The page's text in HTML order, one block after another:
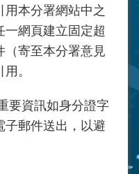
用本分署網站中之
一網頁建立固定超
（寄至本分署意見
。
要資訊如身分證字
子郵件送出，以避